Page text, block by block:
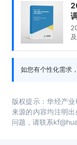
如您有个性化需求
版权提示：华经产
来源的内容均注明
问题，请联系